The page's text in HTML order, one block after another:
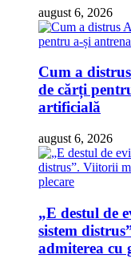
august 6, 2026
Cum a
de cărți
artificială
august 6, 2026
„E destul de
sistem
admiterea cu